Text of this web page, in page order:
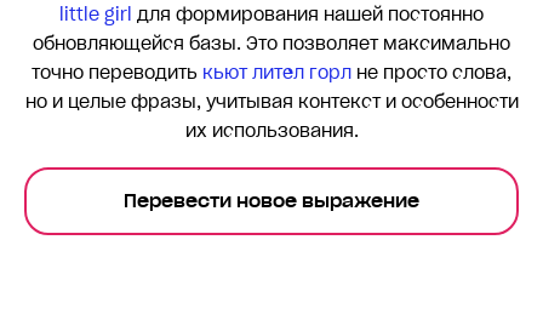
little girl для формирования нашей постоянно
обновляющейся базы. Это позволяет максимально
точно переводить кьют лител горл не просто слова,
но и целые фразы, учитывая контекст и особенности
их использования.
Перевести новое выражение